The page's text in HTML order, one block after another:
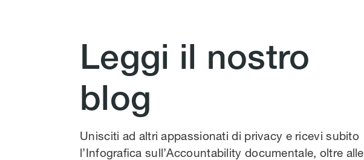
Leggi il nostro
blog
Unisciti ad altri appassionati di privacy e ricevi subito
l’Infografica sull’Accountability documentale, oltre alle